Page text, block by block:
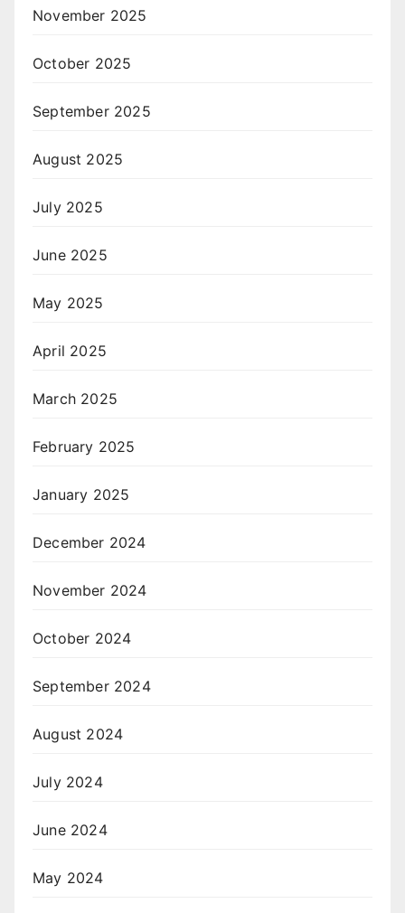
November 2025
October 2025
September 2025
August 2025
July 2025
June 2025
May 2025
April 2025
March 2025
February 2025
January 2025
December 2024
November 2024
October 2024
September 2024
August 2024
July 2024
June 2024
May 2024